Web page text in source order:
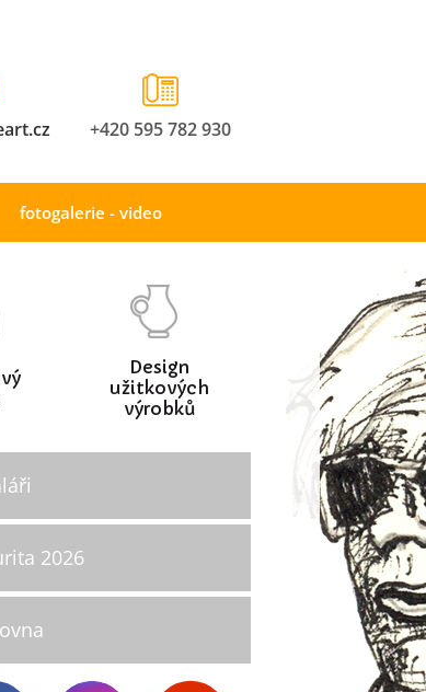
+420 595 782 930
fotogalerie - video
Design
užitkových
výrobků
2026